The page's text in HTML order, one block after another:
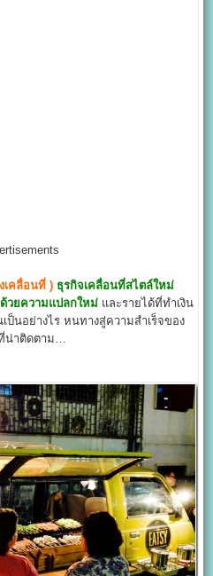
เคลื่อนที่ ) ธุรกิจเคลื่อนที่สไตล์ใหม่
วยความแปลกใหม่ และรายได้ที่ทำเงิน
ป็นอย่างไร หนทางสู่ความสำเร็จของ
น่าติดตาม…